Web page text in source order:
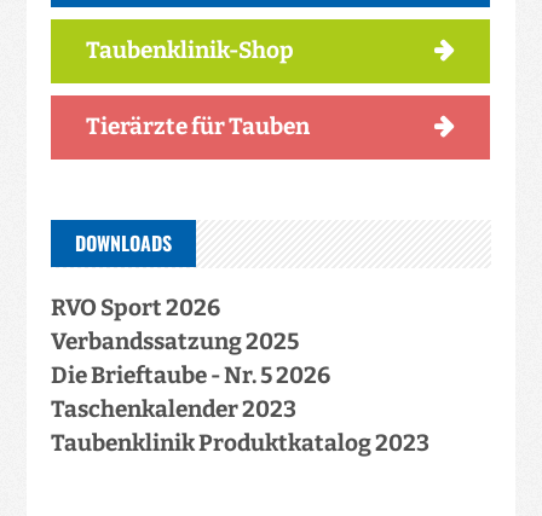
Taubenklinik-Shop
Tierärzte für Tauben
DOWNLOADS
RVO Sport 2026
Verbandssatzung 2025
Die Brieftaube - Nr. 5 2026
Taschenkalender 2023
Taubenklinik Produktkatalog 2023